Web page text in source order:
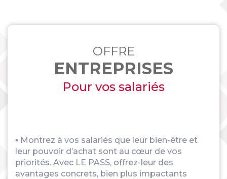
OFFRE
ENTREPRISES
Pour vos salariés
▪ Montrez à vos salariés que leur bien-être et
leur pouvoir d’achat sont au cœur de vos
priorités. Avec LE PASS, offrez-leur des
avantages concrets, bien plus impactants